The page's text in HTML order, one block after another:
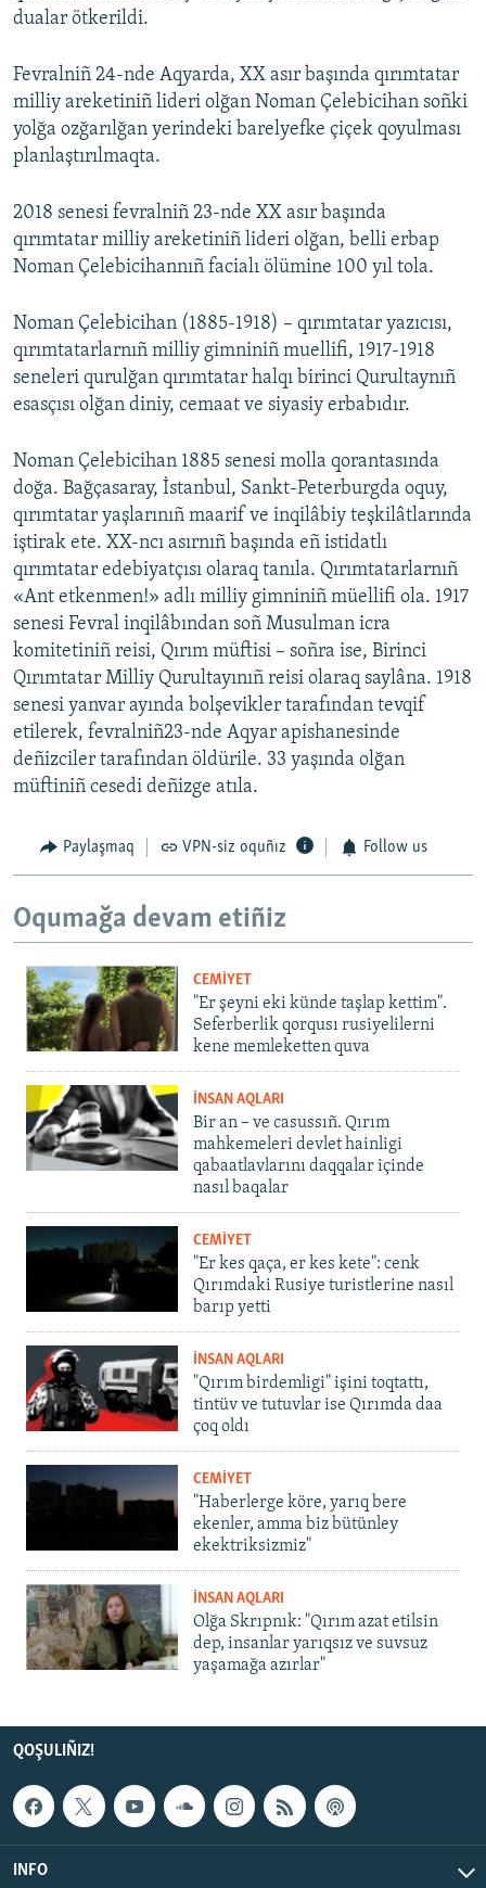
dualar ötkerildi.
Fevralniñ 24-nde Aqyarda, XX asır başında qırımtatar
milliy areketiniñ lideri olğan Noman Çelebicihan soñki
yolğa ozğarılğan yerindeki barelyefke çiçek qoyulması
planlaştırılmaqta.
2018 senesi fevralniñ 23-nde XX asır başında
qırımtatar milliy areketiniñ lideri olğan, belli erbap
Noman Çelebicihannıñ facialı ölümine 100 yıl tola.
Noman Çelebicihan (1885-1918) – qırımtatar yazıcısı,
qırımtatarlarnıñ milliy gimniniñ muellifi, 1917-1918
seneleri qurulğan qırımtatar halqı birinci Qurultaynıñ
esasçısı olğan diniy, cemaat ve siyasiy erbabıdır.
Noman Çelebicihan 1885 senesi molla qorantasında
doğa. Bağçasaray, İstanbul, Sankt-Peterburgda oquy,
qırımtatar yaşlarınıñ maarif ve inqilâbiy teşkilâtlarında
iştirak ete. XX-ncı asırnıñ başında eñ istidatlı
qırımtatar edebiyatçısı olaraq tanıla. Qırımtatarlarnıñ
«Ant etkenmen!» adlı milliy gimniniñ müellifi ola. 1917
senesi Fevral inqilâbından soñ Musulman icra
komitetiniñ reisi, Qırım müftisi – soñra ise, Birinci
Qırımtatar Milliy Qurultayınıñ reisi olaraq saylâna. 1918
senesi yanvar ayında bolşevikler tarafından tevqif
etilerek, fevralniñ23-nde Aqyar apishanesinde
deñizciler tarafından öldürile. 33 yaşında olğan
müftiniñ cesedi deñizge atıla.
Paylaşmaq VPN-siz oquñız Follow us
Oqumağa devam etiñiz
CEMİYET
"Er şeyni eki künde taşlap kettim".
Seferberlik qorqusı rusiyelilerni
kene memleketten quva
İNSAN AQLARI
Bir an – ve casussıñ. Qırım
mahkemeleri devlet hainligi
qabaatlavlarını daqqalar içinde
nasıl baqalar
CEMİYET
"Er kes qaça, er kes kete": cenk
Qırımdaki Rusiye turistlerine nasıl
barıp yetti
İNSAN AQLARI
"Qırım birdemligi" işini toqtattı,
tintüv ve tutuvlar ise Qırımda daa
çoq oldı
CEMİYET
"Haberlerge köre, yarıq bere
ekenler, amma biz bütünley
ekektriksizmiz"
İNSAN AQLARI
Olğa Skrıpnık: "Qırım azat etilsin
dep, insanlar yarıqsız ve suvsuz
yaşamağa azırlar"
QOŞULIÑIZ!
INFO